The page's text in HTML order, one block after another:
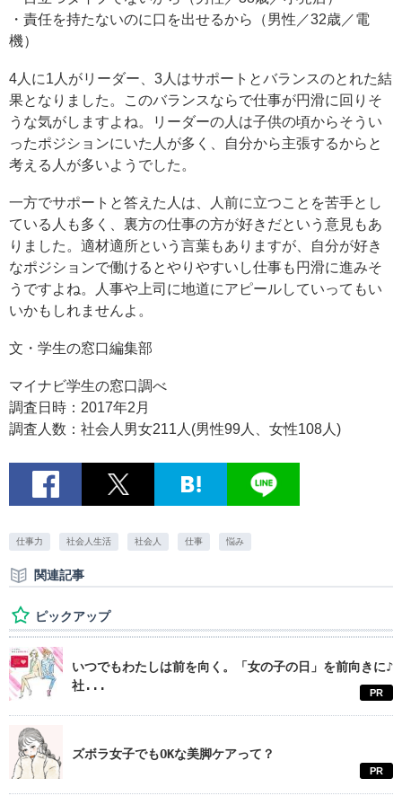
・責任を持たないのに口を出せるから（男性／32歳／電
機）
4人に1人がリーダー、3人はサポートとバランスのとれた結
果となりました。このバランスならで仕事が円滑に回りそ
うな気がしますよね。リーダーの人は子供の頃からそうい
ったポジションにいた人が多く、自分から主張するからと
考える人が多いようでした。
一方でサポートと答えた人は、人前に立つことを苦手とし
ている人も多く、裏方の仕事の方が好きだという意見もあ
りました。適材適所という言葉もありますが、自分が好き
なポジションで働けるとやりやすいし仕事も円滑に進みそ
うですよね。人事や上司に地道にアピールしていってもい
いかもしれませんよ。
文・学生の窓口編集部
マイナビ学生の窓口調べ
調査日時：2017年2月
調査人数：社会人男女211人(男性99人、女性108人)
仕事力 社会人生活 社会人 仕事 悩み
関連記事
ピックアップ
いつでもわたしは前を向く。「女の子の日」を前向きに♪
社...
PR
ズボラ女子でもOKな美脚ケアって？
PR